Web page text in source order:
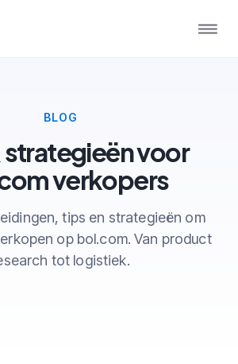
BLOG
strategieën voor
verkopers
tips en strategieën om
op bol.com. Van product
tot logistiek.